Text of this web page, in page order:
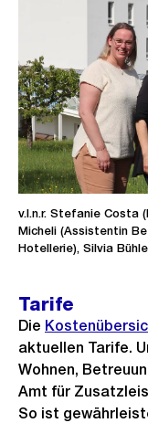
v.l.n.r. Stefanie Costa
Micheli (Assistentin
Hotellerie), Silvia
Tarife
Die
aktuellen Tarife.
Wohnen,
Amt für
So ist